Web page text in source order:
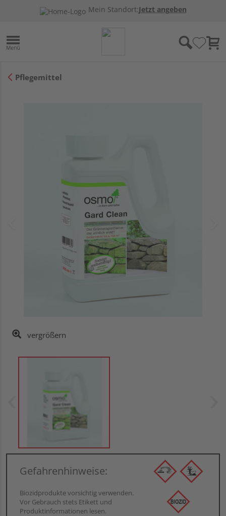
Mein Standort:Jetzt angeben
Pflegemittel
vergrößern
Gefahrenhinweise:
Biozidprodukte vorsichtig verwenden.
Vor Gebrauch stets Etikett und
Produktinformationen lesen.